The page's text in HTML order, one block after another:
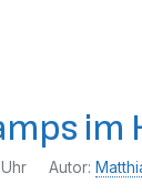
Autor: